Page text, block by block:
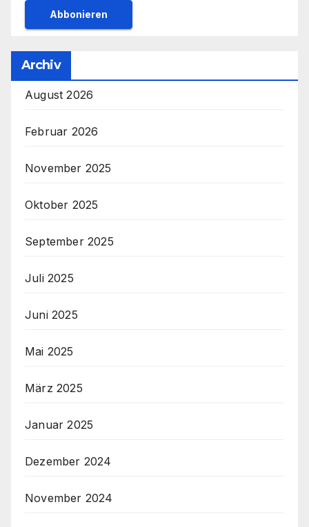
Archiv
August 2026
Februar 2026
November 2025
Oktober 2025
September 2025
Juli 2025
Juni 2025
Mai 2025
März 2025
Januar 2025
Dezember 2024
November 2024